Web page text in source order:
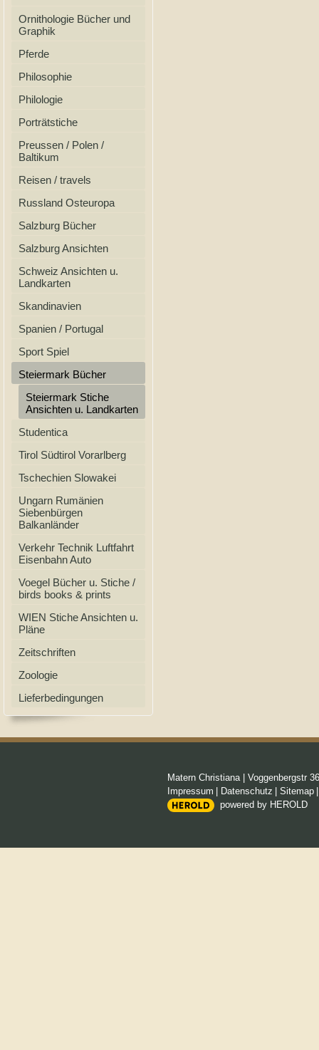
Ornithologie Bücher und
Graphik
Pferde
Philosophie
Philologie
Porträtstiche
Preussen / Polen /
Baltikum
Reisen / travels
Russland Osteuropa
Salzburg Bücher
Salzburg Ansichten
Schweiz Ansichten u.
Landkarten
Skandinavien
Spanien / Portugal
Sport Spiel
Steiermark Bücher
Steiermark Stiche
Ansichten u. Landkarten
Studentica
Tirol Südtirol Vorarlberg
Tschechien Slowakei
Ungarn Rumänien
Siebenbürgen
Balkanländer
Verkehr Technik Luftfahrt
Eisenbahn Auto
Voegel Bücher u. Stiche /
birds books & prints
WIEN Stiche Ansichten u.
Pläne
Zeitschriften
Zoologie
Lieferbedingungen
Matern Christiana| Voggenbergstr 36
Impressum
Datenschutz Sitemap
powered by HEROLD